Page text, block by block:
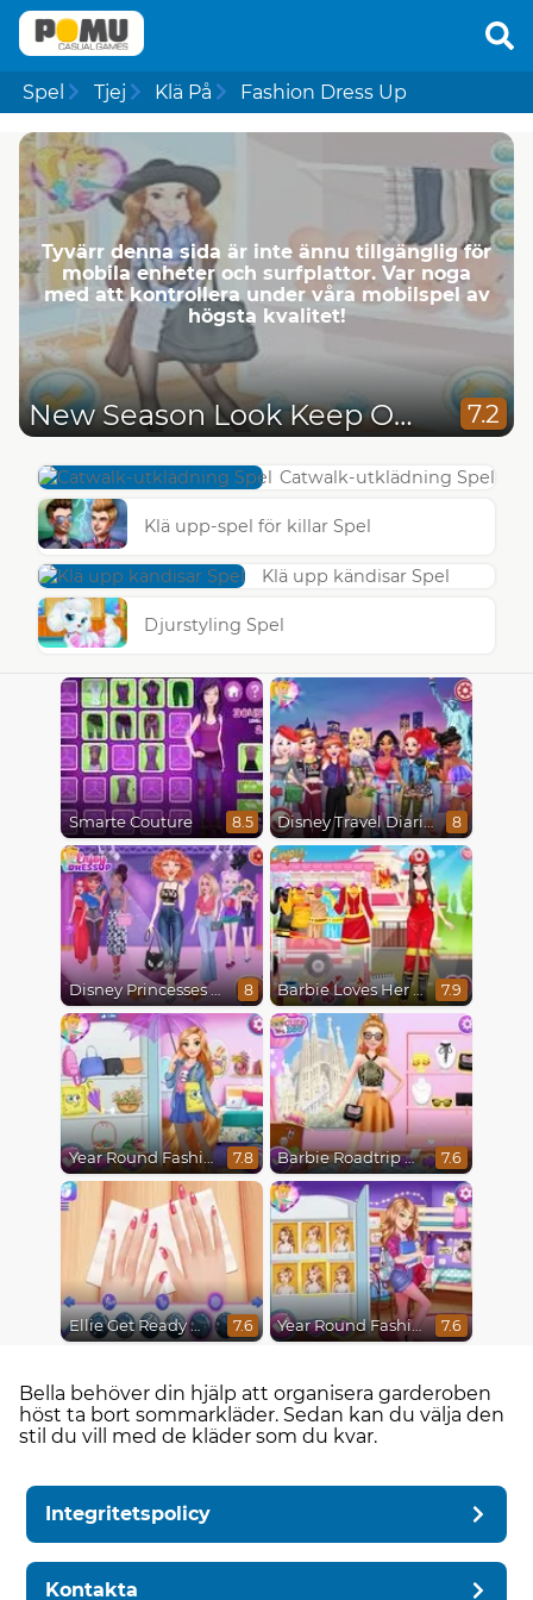
Spel Tjej Klä På Fashion Dress Up
Tyvärr denna sida är inte ännu tillgänglig för
mobila enheter och surfplattor. Var noga
med att kontrollera under våra mobilspel av
högsta kvalitet!
New Season Look Keep Or Toss 7.2
Catwalk-utklädning Spel
Klä upp-spel för killar Spel
Klä upp kändisar Spel
Djurstyling Spel
Smarte Couture 8.5 Disney Travel Diaries: City Break 8
Disney Princesses Runway Show 8 Barbie Loves Her Job 7.9
Year Round Fashionista Rapunzel 7.8 Barbie Roadtrip Adventure 7.6
Ellie Get Ready With Me 2 7.6 Year Round Fashionista Belle 7.6
Bella behöver din hjälp att organisera garderoben
höst ta bort sommarkläder. Sedan kan du välja den
stil du vill med de kläder som du kvar.
Integritetspolicy
Kontakta